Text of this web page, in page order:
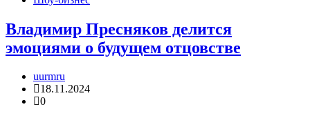
Владимир Пресняков делится
эмоциями о будущем отцовстве
uurmru
18.11.2024
0